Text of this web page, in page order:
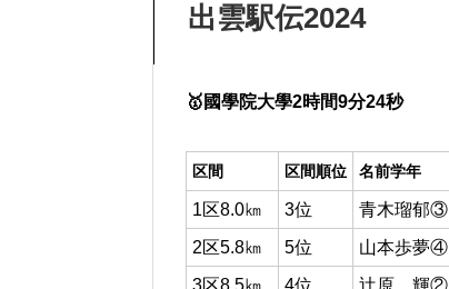
出雲駅伝2024
🥇國學院大學2時間9分24秒
区間 区間順位 名前学年
1区8.0㎞ 3位 青木瑠郁③
2区5.8㎞
5位 山本歩夢④
3区8.5㎞
4位 辻原 輝②